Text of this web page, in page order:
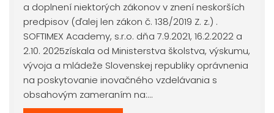
a doplnení niektorých zákonov v znení neskorších
predpisov (ďalej len zákon č. 138/2019 Z. z.) .
SOFTIMEX Academy, s.r.o. dňa 7.9.2021, 16.2.2022 a
2.10. 2025získala od Ministerstva školstva, výskumu,
vývoja a mládeže Slovenskej republiky oprávnenia
na poskytovanie inovačného vzdelávania s
obsahovým zameraním na:…